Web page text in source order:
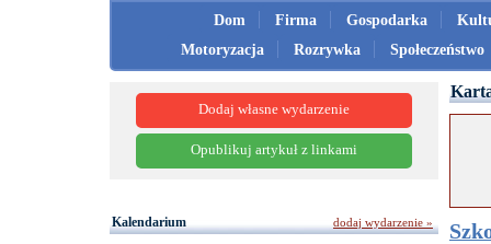
Dom Firma Gospodarka
Motoryzacja
Rozrywka Społeczeństwo
Dodaj własne wydarzenie
Opublikuj artykuł z linkami
Kalendarium dodaj wydarzenie »